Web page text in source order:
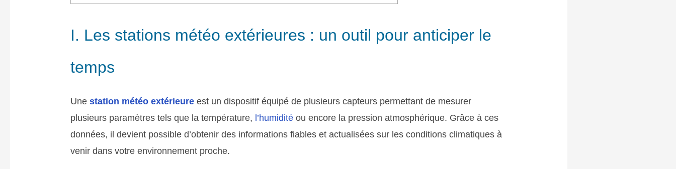
I. Les stations météo extérieures : un outil pour anticiper le
temps
Unestation météo extérieure est un dispositif équipé de plusieurs capteurs permettant de mesurer
plusieurs paramètres tels que la température, l’humiditéou encore la pression atmosphérique. Grâce à ces
données, il devient possible d’obtenir des informations fiables et actualisées sur les conditions climatiques à
venir dans votre environnement proche.